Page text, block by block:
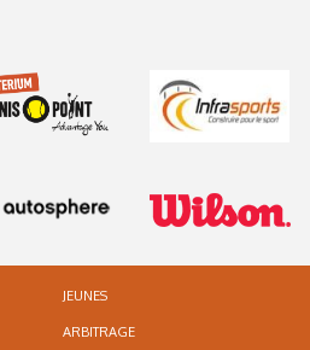
JEUNES
ARBITRAGE